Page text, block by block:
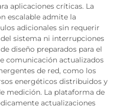
aplicaciones críticas. La
escalable admite la
adicionales sin requerir
sistema ni interrupciones
diseño preparados para el
comunicación actualizados
de red, como los
energéticos distribuidos y
medición. La plataforma de
actualizaciones